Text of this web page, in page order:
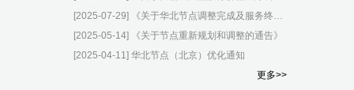
[2025-07-29] 《关于华北节点调整完成及服务终止的正式通知》
[2025-05-14] 《关于节点重新规划和调整的通告》
[2025-04-11] 华北节点（北京）优化通知
更多>>